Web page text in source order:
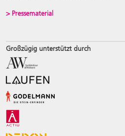
> Pressematerial
Großzügig unterstützt durch